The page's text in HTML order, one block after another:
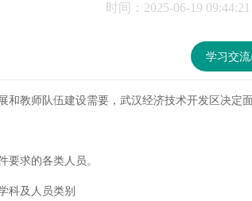
时间：2025-06-19 09:44:21
学习交
和教师队伍建设需要，武汉经济技术开发区决定
要求的各类人员。
科及人员类别